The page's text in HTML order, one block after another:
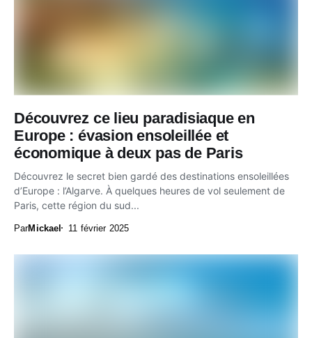
Découvrez ce lieu paradisiaque en
Europe : évasion ensoleillée et
économique à deux pas de Paris
Découvrez le secret bien gardé des destinations ensoleillées
d’Europe : l’Algarve. À quelques heures de vol seulement de
Paris, cette région du sud...
ParMickael 11 février 2025